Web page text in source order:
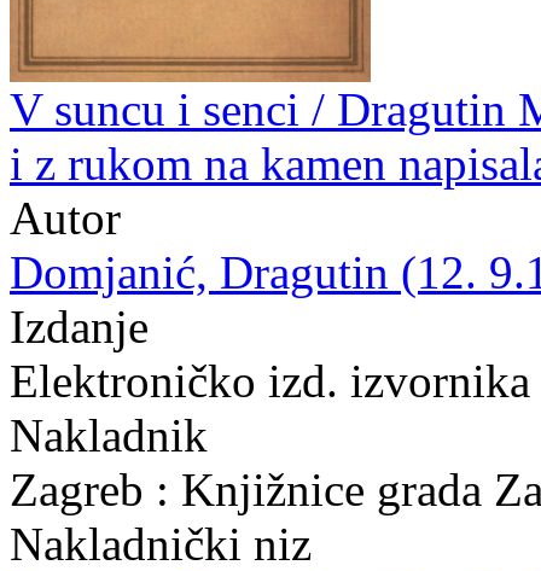
V suncu i senci / Dragutin
i z rukom na kamen
Autor
Domjanić, Dragutin (12.
Izdanje
Elektroničko izd.
Nakladnik
Zagreb : Knjižnice grada
Nakladnički niz